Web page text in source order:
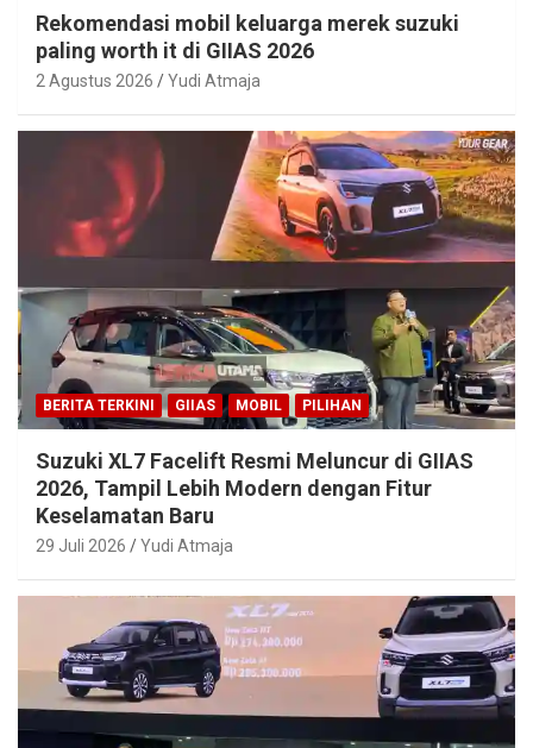
Rekomendasi mobil keluarga merek suzuki
paling worth it di GIIAS 2026
2 Agustus 2026 Yudi Atmaja
BERITA TERKINI GIIAS MOBIL PILIHAN
Suzuki XL7 Facelift Resmi Meluncur di GIIAS
2026, Tampil Lebih Modern dengan Fitur
Keselamatan Baru
29 Juli 2026 Yudi Atmaja